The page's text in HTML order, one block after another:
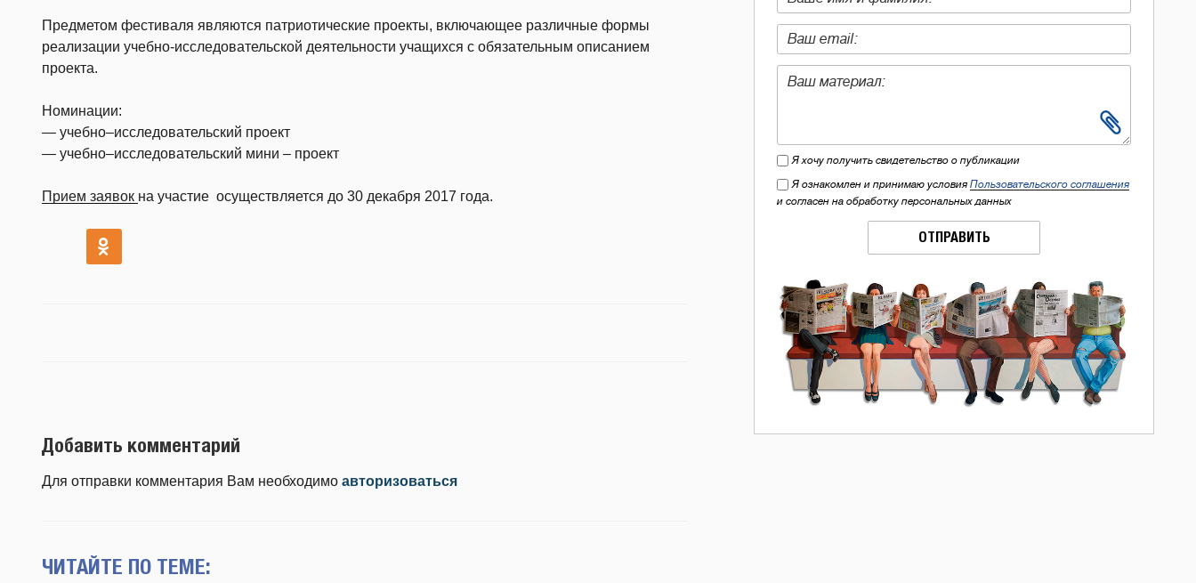
Предметом фестиваля являются патриотические проекты, включающее различные формы
реализации учебно-исследовательской деятельности учащихся с обязательным описанием
проекта.
Номинации:
— учебно–исследовательский проект
— учебно–исследовательский мини – проект
Прием заявок на участие осуществляется до 30 декабря 2017 года.
Добавить комментарий
Для отправки комментария Вам необходимо авторизоваться
ЧИТАЙТЕ ПО ТЕМЕ:
Я хочу получить свидетельство о публикации
Я ознакомлен и принимаю условия Пользовательского соглашения
и согласен на обработку персональных данных
ОТПРАВИТЬ